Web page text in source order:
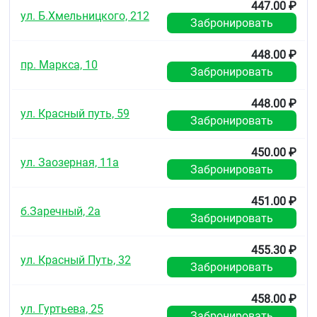
Беременность
Безопасность применения латанопроста во время
беременности у человека не установлена.
Латанопрост может оказывать токсические
беременности противопоказано.
Латанопрост и его метаболиты могут проникать в
грудное молоко. Применение во время грудного
необходимости приёма препарата грудное
вскармливание необходимо прекратить.
Влияния латанопроста на мужскую и женскую
ул. Б.Хмельницкого, 212
447.00 ₽
Забронировать
пр. Маркса, 10
448.00 ₽
Забронировать
ул. Красный путь, 59
448.00 ₽
Забронировать
ул. Заозерная, 11а
450.00 ₽
Забронировать
б.Заречный, 2а
451.00 ₽
Забронировать
ул. Красный Путь, 32
455.30 ₽
Забронировать
ул. Гуртьева, 25
458.00 ₽